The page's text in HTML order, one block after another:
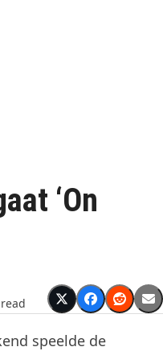
‘On
speelde de